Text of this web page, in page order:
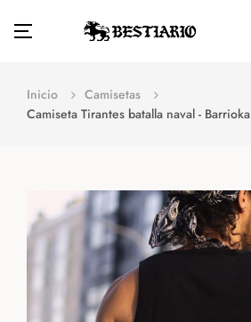
Navegación
☰
Inicio
Camisetas
Camiseta Tirantes batalla naval - Barrioka